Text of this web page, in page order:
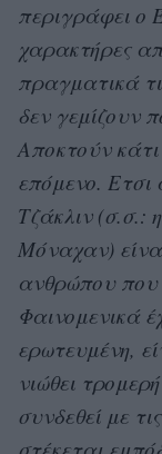
περιγράφει ο
χαρακτήρες
πραγματικά
δεν γεμίζουν
Αποκτούν
επόμενο. Ετσι
Τζάκλιν (σ.σ.:
Μόναχαν)
ανθρώπου
Φαινομενικά
ερωτευμένη,
νιώθει
συνδεθεί με